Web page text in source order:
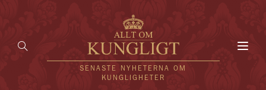
SENASTE NYHETERNA OM
KUNGLIGHETER